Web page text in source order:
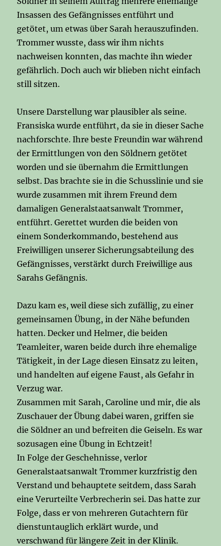
Insassen des Gefängnisses entführt und
getötet, um etwas über Sarah herauszufinden.
Trommer wusste, dass wir ihm nichts
nachweisen konnten, das machte ihn wieder
gefährlich. Doch auch wir blieben nicht einfach
still sitzen.
Unsere Darstellung war plausibler als seine.
Fransiska wurde entführt, da sie in dieser Sache
nachforschte. Ihre beste Freundin war während
der Ermittlungen von den Söldnern getötet
worden und sie übernahm die Ermittlungen
selbst. Das brachte sie in die Schusslinie und sie
wurde zusammen mit ihrem Freund dem
damaligen Generalstaatsanwalt Trommer,
entführt. Gerettet wurden die beiden von
einem Sonderkommando, bestehend aus
Freiwilligen unserer Sicherungsabteilung des
Gefängnisses, verstärkt durch Freiwillige aus
Sarahs Gefängnis.
Dazu kam es, weil diese sich zufällig, zu einer
gemeinsamen Übung, in der Nähe befunden
hatten. Decker und Helmer, die beiden
Teamleiter, waren beide durch ihre ehemalige
Tätigkeit, in der Lage diesen Einsatz zu leiten,
und handelten auf eigene Faust, als Gefahr in
Verzug war.
Zusammen mit Sarah, Caroline und mir, die als
Zuschauer der Übung dabei waren, griffen sie
die Söldner an und befreiten die Geiseln. Es war
sozusagen eine Übung in Echtzeit!
In Folge der Geschehnisse, verlor
Generalstaatsanwalt Trommer kurzfristig den
Verstand und behauptete seitdem, dass Sarah
eine Verurteilte Verbrecherin sei. Das hatte zur
Folge, dass er von mehreren Gutachtern für
dienstuntauglich erklärt wurde, und
verschwand für längere Zeit in der Klinik.